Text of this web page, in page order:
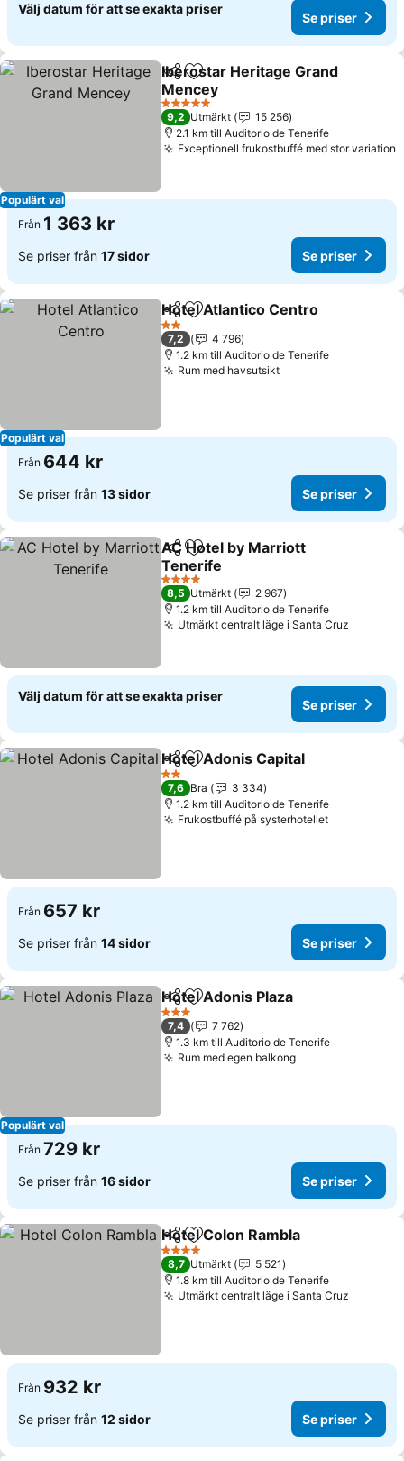
Välj datum för att se exakta priser
Se priser
Populärt val
Dela Lägg till i Mina Favoriter
Iberostar Heritage Grand
Mencey
5 Stjärnor
9,2 Utmärkt
15 256
2.1 km till Auditorio de Tenerife
Exceptionell frukostbuffé med stor variation
Från 1 363 kr
Se priser från 17 sidor Se priser
Populärt val
Dela Lägg till i Mina Favoriter
Hotel Atlantico Centro
2 Stjärnor
7,2
4 796
1.2 km till Auditorio de Tenerife
Rum med havsutsikt
Från 644 kr
Se priser från 13 sidor Se priser
Dela Lägg till i Mina Favoriter
AC Hotel by Marriott
Tenerife
4 Stjärnor
8,5 Utmärkt
2 967
1.2 km till Auditorio de Tenerife
Utmärkt centralt läge i Santa Cruz
Välj datum för att se exakta priser
Se priser
Dela Lägg till i Mina Favoriter
Hotel Adonis Capital
2 Stjärnor
7,6 Bra
3 334
1.2 km till Auditorio de Tenerife
Frukostbuffé på systerhotellet
Från 657 kr
Se priser från 14 sidor Se priser
Populärt val
Dela Lägg till i Mina Favoriter
Hotel Adonis Plaza
3 Stjärnor
7,4
7 762
1.3 km till Auditorio de Tenerife
Rum med egen balkong
Från 729 kr
Se priser från 16 sidor Se priser
Dela Lägg till i Mina Favoriter
Hotel Colon Rambla
4 Stjärnor
8,7 Utmärkt
5 521
1.8 km till Auditorio de Tenerife
Utmärkt centralt läge i Santa Cruz
Från 932 kr
Se priser från 12 sidor Se priser